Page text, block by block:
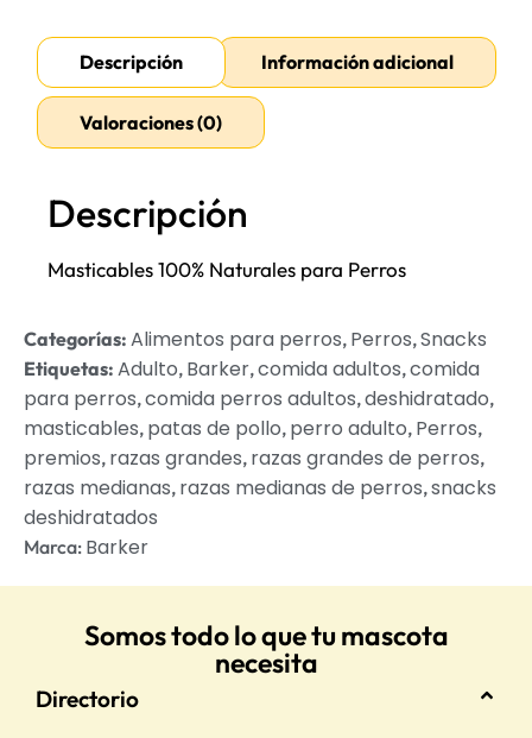
Descripción Información adicional
Valoraciones (0)
Descripción
Masticables 100% Naturales para Perros
Categorías: Alimentos para perros, Perros,Snacks
Etiquetas: Adulto, Barker,comida adultos,comida
para perros,comida perros adultos,deshidratado,
masticables, patas de pollo, perro adulto, Perros,
premios, razas grandes, razas grandes de perros,
razas medianas, razas medianas de perros,snacks
deshidratados
Marca: Barker
Somos todo lo que tu mascota
necesita
Directorio